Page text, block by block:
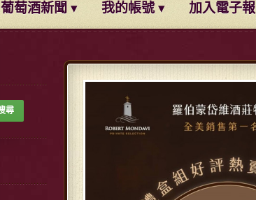
葡萄酒新聞 我的帳號 加入電子報